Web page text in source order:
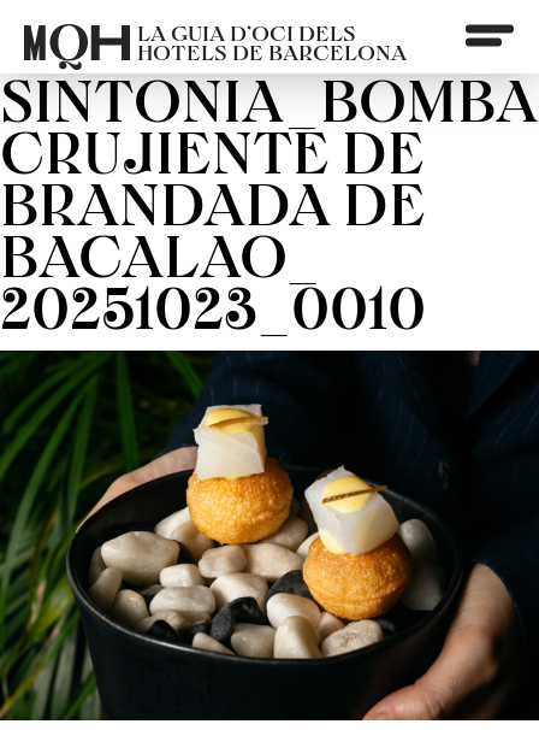
LA GUIA D’OCI DELS
HOTELS DE BARCELONA
SINTONIA_BOMBA
CRUJIENTE DE
BRANDADA DE
BACALAO_
20251023_0010